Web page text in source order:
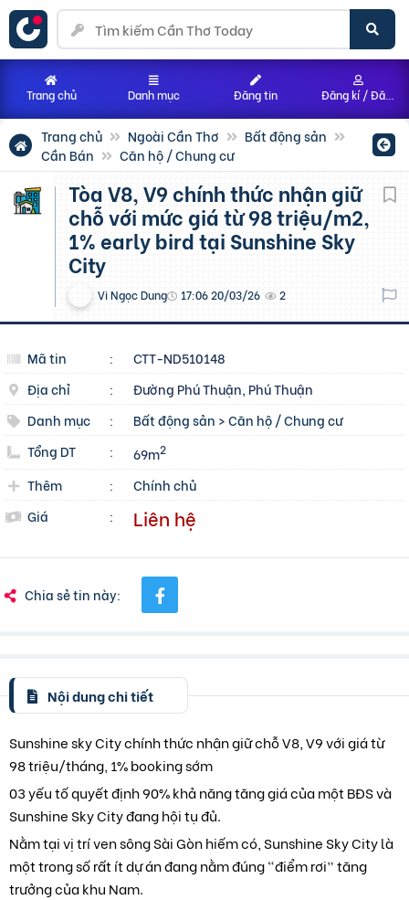
Trang chủ Ngoài Cần Thơ
Bất động sản
Cần Bán
Căn hộ / Chung cư
Tòa V8, V9 chính thức nhận giữ
chỗ với mức giá từ 98 triệu/m2,
1% early bird tại Sunshine Sky
City
Vi Ngọc Dung 17:06 20/03/26 2
Mã tin :
CTT-ND510148
Địa chỉ
:
Đường Phú Thuận, Phú Thuận
Danh mục
: Bất động sản >Căn hộ / Chung cư
Tổng DT
: 69m2
Thêm :
Chính chủ
Giá
: Liên hệ
Chia sẻ tin này:
Nội dung chi tiết
Sunshine sky City chính thức nhận giữ chỗ V8, V9 với giá từ
98 triệu/tháng, 1% booking sớm
03 yếu tố quyết định 90% khả năng tăng giá của một BĐS và
Sunshine Sky City đang hội tụ đủ.
Nằm tại vị trí ven sông Sài Gòn hiếm có, Sunshine Sky City là
một trong số rất ít dự án đang nằm đúng “điểm rơi” tăng
trưởng của khu Nam.
Trang chủ Danh mục Đăng tin